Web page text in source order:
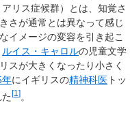
アリス症候群）とは、知覚さ
さが通常とは異なって感じ
イメージの変容を引き起こ
ルイス・キャロルの児童文学
スが大きくなったり小さく
年にイギリスの精神科医 トッ
[1 ]。